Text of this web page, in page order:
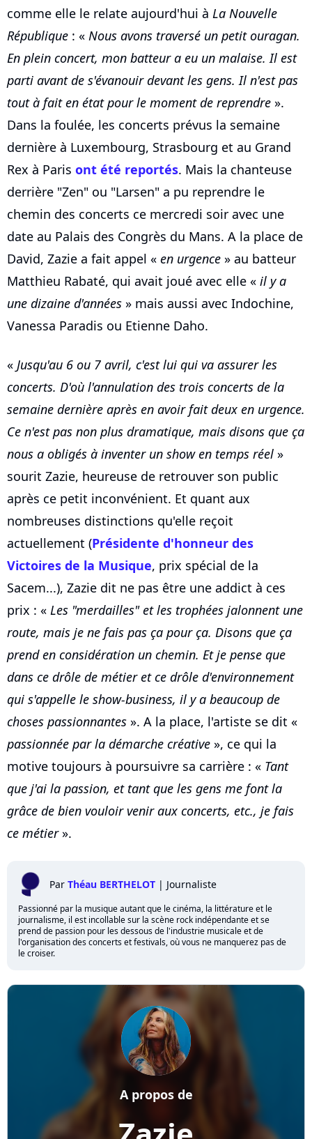
comme elle le relate aujourd'hui à La Nouvelle
République : « Nous avons traversé un petit ouragan.
En plein concert, mon batteur a eu un malaise. Il est
parti avant de s'évanouir devant les gens. Il n'est pas
tout à fait en état pour le moment de reprendre ».
Dans la foulée, les concerts prévus la semaine
dernière à Luxembourg, Strasbourg et au Grand
Rex à Paris ont été reportés. Mais la chanteuse
derrière "Zen" ou "Larsen" a pu reprendre le
chemin des concerts ce mercredi soir avec une
date au Palais des Congrès du Mans. A la place de
David, Zazie a fait appel « en urgence » au batteur
Matthieu Rabaté, qui avait joué avec elle « il y a
une dizaine d'années » mais aussi avec Indochine,
Vanessa Paradis ou Etienne Daho.
« Jusqu'au 6 ou 7 avril, c'est lui qui va assurer les
concerts. D'où l'annulation des trois concerts de la
semaine dernière après en avoir fait deux en urgence.
Ce n'est pas non plus dramatique, mais disons que ça
nous a obligés à inventer un show en temps réel »
sourit Zazie, heureuse de retrouver son public
après ce petit inconvénient. Et quant aux
nombreuses distinctions qu'elle reçoit
actuellement (Présidente d'honneur des
Victoires de la Musique, prix spécial de la
Sacem...), Zazie dit ne pas être une addict à ces
prix : « Les " merdailles" et les trophées jalonnent une
route, mais je ne fais pas ça pour ça. Disons que ça
prend en considération un chemin. Et je pense que
dans ce drôle de métier et ce drôle d'environnement
qui s'appelle le show-business, il y a beaucoup de
choses passionnantes ». A la place, l'artiste se dit «
passionnée par la démarche créative », ce qui la
motive toujours à poursuivre sa carrière : « Tant
que j'ai la passion, et tant que les gens me font la
grâce de bien vouloir venir aux concerts, etc., je fais
ce métier».
Par Théau BERTHELOT | Journaliste
Passionné par la musique autant que le cinéma, la littérature et le
journalisme, il est incollable sur la scène rock indépendante et se
prend de passion pour les dessous de l'industrie musicale et de
l'organisation des concerts et festivals, où vous ne manquerez pas de
le croiser.
A propos de